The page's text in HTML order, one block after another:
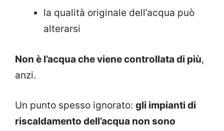
la qualità originale dell’acqua può
alterarsi
Non è l’acqua che viene controllata di più,
anzi.
Un punto spesso ignorato: gli impianti di
riscaldamento dell’acqua non sono